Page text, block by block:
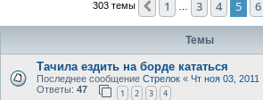
303 темы Пред.
1 3 4 5 6
Темы
Тачила ездить на борде кататься
Последнее сообщение Стрелок « Чт ноя 03, 2011
Ответы: 47 1 2 3 4